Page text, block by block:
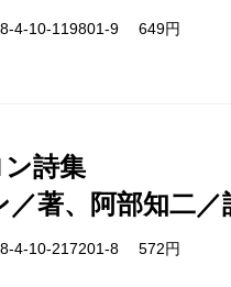
4-10-119801-9 649円
詩集
著、阿部知二／
4-10-217201-8 572円